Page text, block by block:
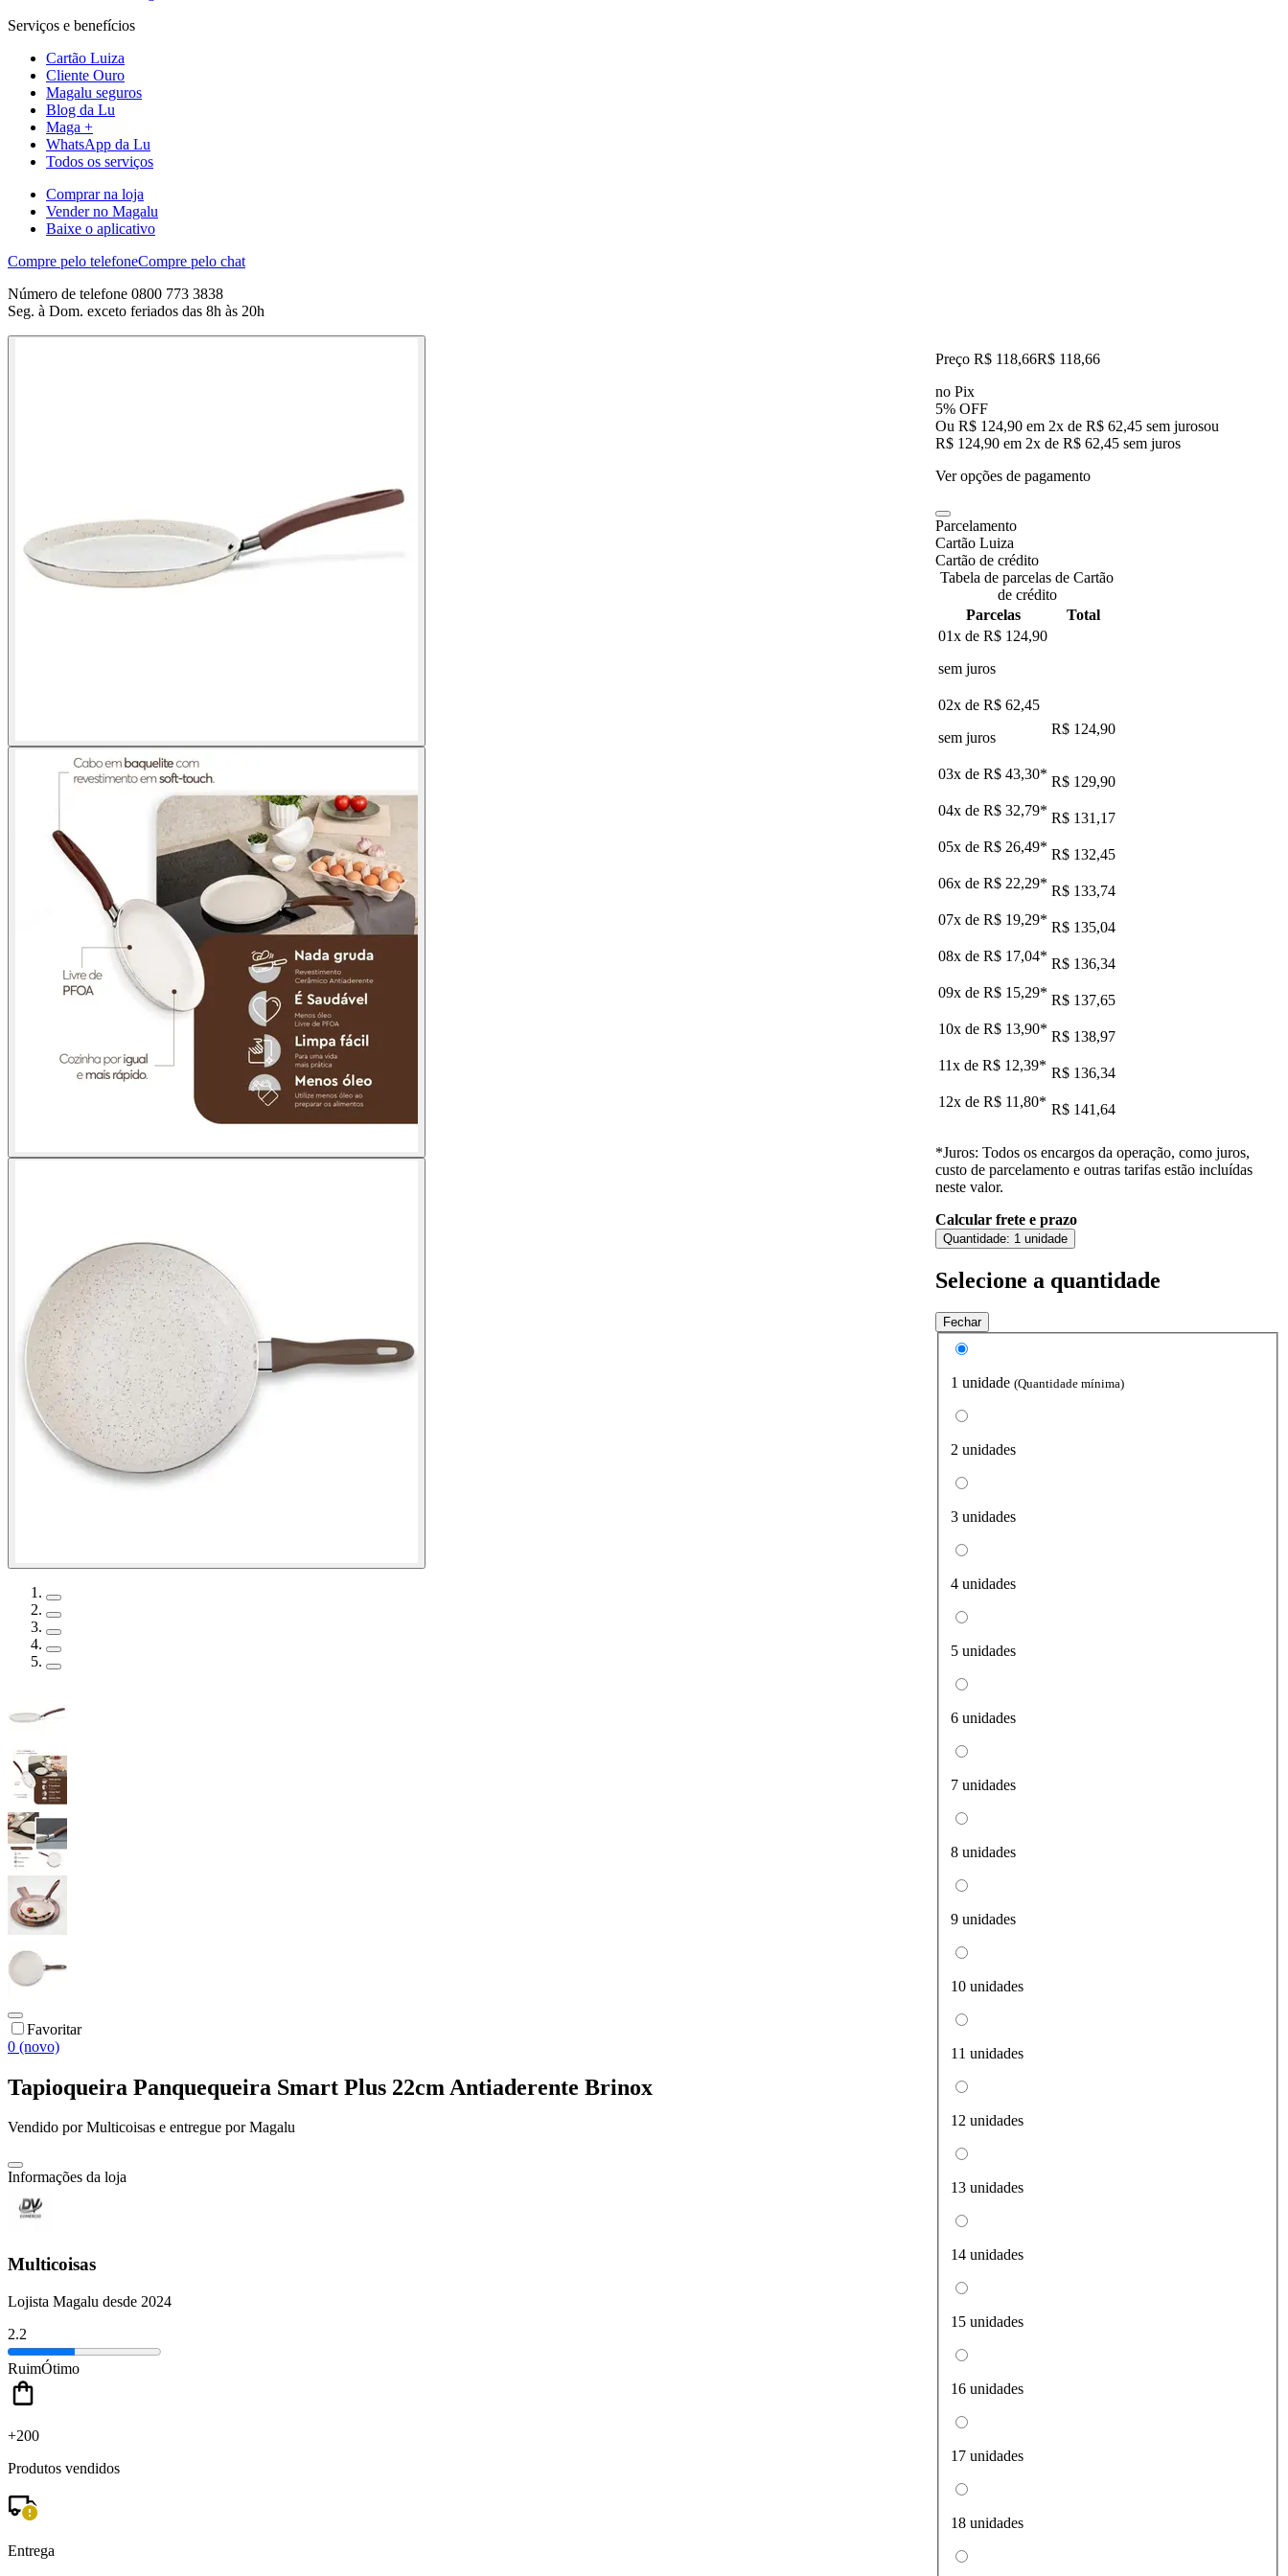
Serviços e benefícios
Cartão Luiza
Cliente Ouro
Magalu seguros
Blog da Lu
Maga +
WhatsApp da Lu
Todos os serviços
Comprar na loja
Vender no Magalu
Baixe o aplicativo
Compre pelo telefoneCompre pelo chat
Número de telefone 0800 773 3838
Seg. à Dom. exceto feriados das 8h às 20h
Favoritar
0 (novo)
Tapioqueira Panquequeira Smart Plus 22cm Antiaderente Brinox
Vendido porMulticoisas e entregue por Magalu
Informações da loja
Multicoisas
Lojista Magalu desde 2024
2.2
RuimÓtimo
+200
Produtos vendidos
Entrega
Preço R$ 118,66R$ 118,66
no Pix
5% OFF
Ou R$ 124,90 em 2x de R$ 62,45 sem jurosou
R$ 124,90 em 2x de R$ 62,45 sem juros
Ver opções de pagamento
Parcelamento
Cartão Luiza
Cartão de crédito
Tabela de parcelas de Cartão
de crédito
Parcelas
Total
01x de R$ 124,90
sem juros
02x de R$ 62,45
sem juros
R$ 124,90
03x de R$ 43,30* R$ 129,90
04x de R$ 32,79* R$ 131,17
05x de R$ 26,49* R$ 132,45
06x de R$ 22,29* R$ 133,74
07x de R$ 19,29* R$ 135,04
08x de R$ 17,04* R$ 136,34
09x de R$ 15,29* R$ 137,65
10x de R$ 13,90* R$ 138,97
11x de R$ 12,39* R$ 136,34
12x de R$ 11,80* R$ 141,64
*Juros: Todos os encargos da operação, como juros,
custo de parcelamento e outras tarifas estão incluídas
neste valor.
Calcular frete e prazo
Quantidade: 1 unidade
Selecione a quantidade
Fechar
1 unidade (Quantidade mínima)
2 unidades
3 unidades
4 unidades
5 unidades
6 unidades
7 unidades
8 unidades
9 unidades
10 unidades
11 unidades
12 unidades
13 unidades
14 unidades
15 unidades
16 unidades
17 unidades
18 unidades